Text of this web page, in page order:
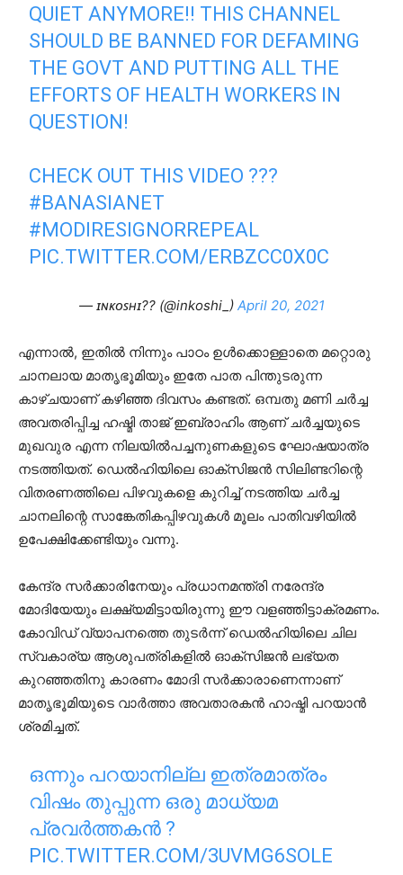
QUIET ANYMORE!! THIS CHANNEL
SHOULD BE BANNED FOR DEFAMING
THE GOVT AND PUTTING ALL THE
EFFORTS OF HEALTH WORKERS IN
QUESTION!
CHECK OUT THIS VIDEO ???
#BANASIANET
#MODIRESIGNORREPEAL
PIC.TWITTER.COM/ERBZCC0X0C
— ɪɴᴋᴏꜱʜɪ?? (@inkoshi_) April 20, 2021
എന്നാല്‍, ഇതില്‍ നിന്നും പാഠം ഉള്‍ക്കൊള്ളാതെ മറ്റൊരു
ചാനലായ മാതൃഭൂമിയും ഇതേ പാത പിന്തുടരുന്ന
കാഴ്ചയാണ് കഴിഞ്ഞ ദിവസം കണ്ടത്. ഒമ്പതു മണി ചര്‍ച്ച
അവതരിപ്പിച്ച ഹഷ്മി താജ് ഇബ്രാഹിം ആണ് ചര്‍ച്ചയുടെ
മുഖവുര എന്ന നിലയില്‍പച്ചനുണകളുടെ ഘോഷയാത്ര
നടത്തിയത്. ഡെല്‍ഹിയിലെ ഓക്‌സിജന്‍ സിലിണ്ടറിന്റെ
വിതരണത്തിലെ പിഴവുകളെ കുറിച്ച് നടത്തിയ ചര്‍ച്ച
ചാനലിന്റെ സാങ്കേതികപ്പിഴവുകള്‍ മൂലം പാതിവഴിയില്‍
ഉപേക്ഷിക്കേണ്ടിയും വന്നു.
കേന്ദ്ര സര്‍ക്കാരിനേയും പ്രധാനമന്ത്രി നരേന്ദ്ര
മോദിയേയും ലക്ഷ്യമിട്ടായിരുന്നു ഈ വളഞ്ഞിട്ടാക്രമണം.
കോവിഡ് വ്യാപനത്തെ തുടര്‍ന്ന് ഡെല്‍ഹിയിലെ ചില
സ്വകാര്യ ആശുപത്രികളില്‍ ഓക്‌സിജന്‍ ലഭ്യത
കുറഞ്ഞതിനു കാരണം മോദി സര്‍ക്കാരാണെന്നാണ്
മാതൃഭൂമിയുടെ വാര്‍ത്താ അവതാരകന്‍ ഹാഷ്മി പറയാന്‍
ശ്രമിച്ചത്.
ഒന്നും പറയാനില്ല ഇത്രമാത്രം
വിഷം തുപ്പുന്ന ഒരു മാധ്യമ
പ്രവർത്തകൻ ?
PIC.TWITTER.COM/3UVMG6SOLE